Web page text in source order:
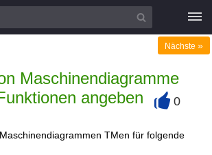
Maschinendiagramme
angeben
Nächste »
0
TMen für folgende